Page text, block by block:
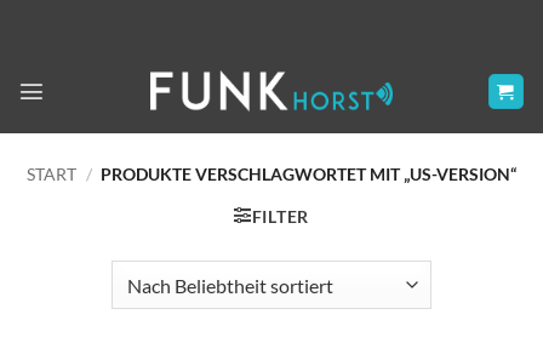
START / PRODUKTE VERSCHLAGWORTET MIT „US-VERSION“
FILTER